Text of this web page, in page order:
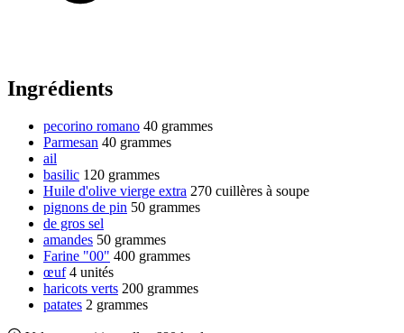
Ingrédients
pecorino romano 40 grammes
Parmesan 40 grammes
ail
basilic 120 grammes
Huile d'olive vierge extra 270 cuillères à soupe
pignons de pin 50 grammes
de gros sel
amandes 50 grammes
Farine "00" 400 grammes
œuf 4 unités
haricots verts 200 grammes
patates 2 grammes